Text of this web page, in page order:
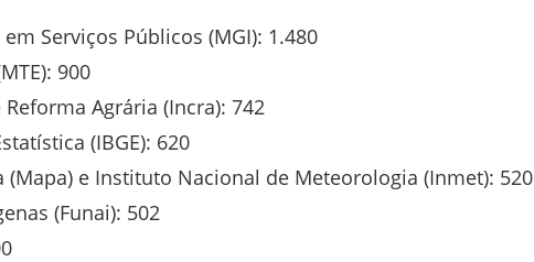
Serviços Públicos (MGI): 1.480
900
Agrária (Incra): 742
(IBGE): 620
e Instituto Nacional de Meteorologia (Inmet): 520
(Funai): 502